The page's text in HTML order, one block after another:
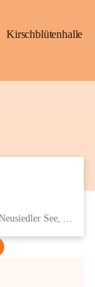
Kirschblütenhalle
Eisenstädter Straße 18, 7091 Breitenbrunn am Neusiedler See, AUT